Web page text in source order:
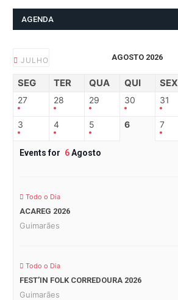
AGENDA
JULHO AGOSTO 2026
SEG TER QUA QUI SEX
27 28 29 30 31
3 4 5 6 7
Events for 6Agosto
Todo o Dia
ACAREG 2026
Guimarães
Todo o Dia
FEST’IN FOLK CORREDOURA 2026
Guimarães